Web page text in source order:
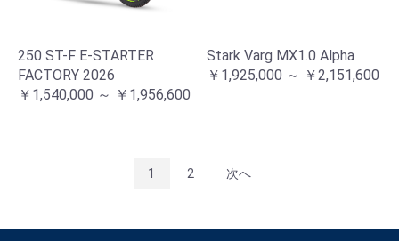
250 ST-F E-STARTER
FACTORY 2026
￥1,540,000 ～ ￥1,956,600
Stark Varg MX1.0 Alpha
￥1,925,000 ～ ￥2,151,600
1 2 次へ